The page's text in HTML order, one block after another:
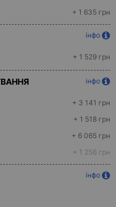
+ 1 635 грн
інфо
+ 1 529 грн
інфо
+ 3 141 грн
+ 1 518 грн
+ 6 065 грн
+ 1 256 грн
інфо